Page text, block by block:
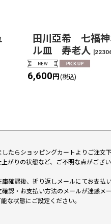
田川亞希 七福
ル皿 寿老人 [
6,600円 (税込)
たらショッピングカートよりご注文下
がりの状態など、ご不明な点がござ
確認後、折り返しメールにてお支払
認・お支払い方法のメールが迷惑メ
な状態にご設定ください。